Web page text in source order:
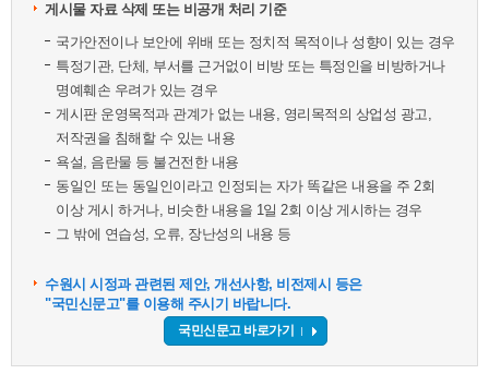
게시물 자료 삭제 또는 비공개 처리 기준
국가안전이나 보안에 위배 또는 정치적 목적이나 성향이 있는 경우
특정기관, 단체, 부서를 근거없이 비방 또는 특정인을 비방하거나
명예훼손 우려가 있는 경우
게시판 운영목적과 관계가 없는 내용, 영리목적의 상업성 광고,
저작권을 침해할 수 있는 내용
욕설, 음란물 등 불건전한 내용
동일인 또는 동일인이라고 인정되는 자가 똑같은 내용을 주 2회
이상 게시 하거나, 비슷한 내용을 1일 2회 이상 게시하는 경우
그 밖에 연습성, 오류, 장난성의 내용 등
수원시 시정과 관련된 제안, 개선사항, 비전제시 등은
"국민신문고"를 이용해 주시기 바랍니다.
국민신문고 바로가기